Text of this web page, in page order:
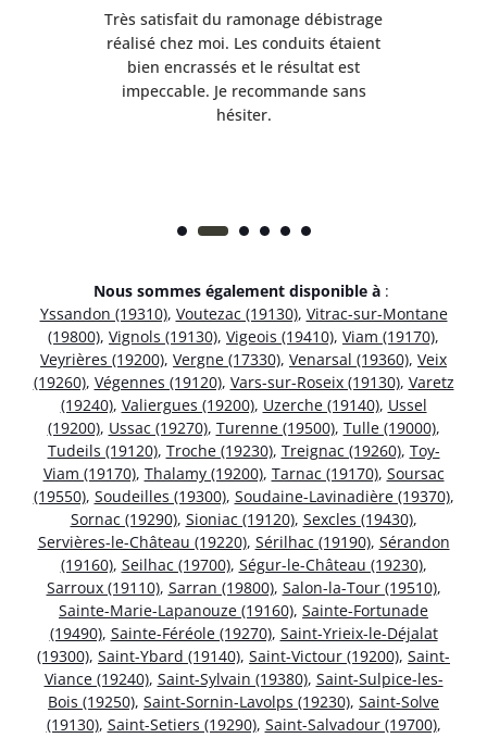
Très satisfait du ramonage débistrage
réalisé chez moi. Les conduits étaient
bien encrassés et le résultat est
impeccable. Je recommande sans
hésiter.
Nous sommes également disponible à :
Yssandon (19310), Voutezac (19130), Vitrac-sur-Montane
(19800), Vignols (19130), Vigeois (19410), Viam (19170),
Veyrières (19200), Vergne (17330), Venarsal (19360), Veix
(19260), Végennes (19120), Vars-sur-Roseix (19130), Varetz
(19240), Valiergues (19200), Uzerche (19140), Ussel
(19200), Ussac (19270), Turenne (19500), Tulle (19000),
Tudeils (19120), Troche (19230), Treignac (19260), Toy-
Viam (19170), Thalamy (19200), Tarnac (19170), Soursac
(19550), Soudeilles (19300), Soudaine-Lavinadière (19370),
Sornac (19290), Sioniac (19120), Sexcles (19430),
Servières-le-Château (19220), Sérilhac (19190), Sérandon
(19160), Seilhac (19700), Ségur-le-Château (19230),
Sarroux (19110), Sarran (19800), Salon-la-Tour (19510),
Sainte-Marie-Lapanouze (19160), Sainte-Fortunade
(19490), Sainte-Féréole (19270), Saint-Yrieix-le-Déjalat
(19300), Saint-Ybard (19140), Saint-Victour (19200), Saint-
Viance (19240), Saint-Sylvain (19380), Saint-Sulpice-les-
Bois (19250), Saint-Sornin-Lavolps (19230), Saint-Solve
(19130), Saint-Setiers (19290), Saint-Salvadour (19700),